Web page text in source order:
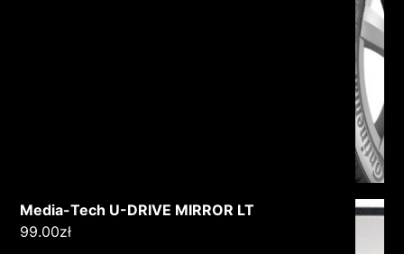
Media-Tech U-DRIVE MIRROR LT
99.00zł